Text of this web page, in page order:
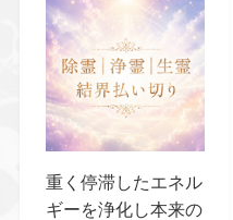
重く停滞したエネル
ギーを浄化し本来の